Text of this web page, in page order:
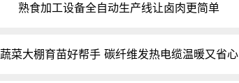
熟食加工设备全自动生产线让卤肉更简单
蔬菜大棚育苗好帮手 碳纤维发热电缆温暖又省心